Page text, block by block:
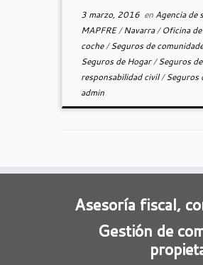
3 marzo, 2016en Agencia de
MAPFRE/Navarra/Oficina
coche/Seguros de
Seguros de Hogar/Seguros
responsabilidad civil/Seguros
admin
Asesoría fiscal,
Gestión de